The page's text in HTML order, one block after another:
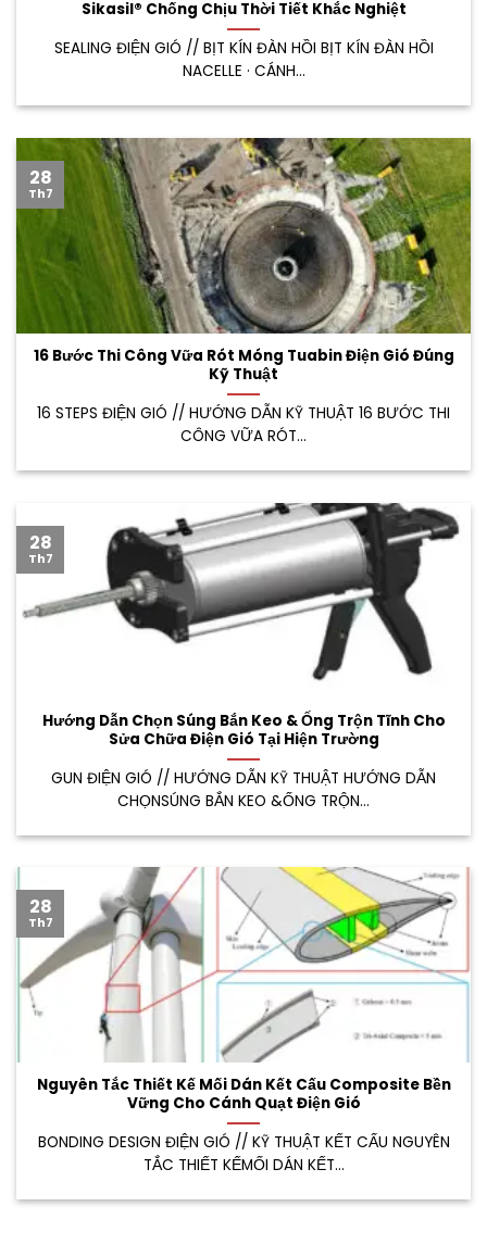
Sikasil® Chống Chịu Thời Tiết Khắc Nghiệt
SEALING ĐIỆN GIÓ // BỊT KÍN ĐÀN HỒI BỊT KÍN ĐÀN HỒI
NACELLE · CÁNH...
16 Bước Thi Công Vữa Rót Móng Tuabin Điện Gió Đúng
Kỹ Thuật
16 STEPS ĐIỆN GIÓ // HƯỚNG DẪN KỸ THUẬT 16 BƯỚC THI
CÔNG VỮA RÓT...
28
Th7
Hướng Dẫn Chọn Súng Bắn Keo & Ống Trộn Tĩnh Cho
Sửa Chữa Điện Gió Tại Hiện Trường
GUN ĐIỆN GIÓ // HƯỚNG DẪN KỸ THUẬT HƯỚNG DẪN
CHỌNSÚNG BẮN KEO &ỐNG TRỘN...
28
Th7
Nguyên Tắc Thiết Kế Mối Dán Kết Cấu Composite Bền
Vững Cho Cánh Quạt Điện Gió
BONDING DESIGN ĐIỆN GIÓ // KỸ THUẬT KẾT CẤU NGUYÊN
TẮC THIẾT KẾMỐI DÁN KẾT...
28
Th7